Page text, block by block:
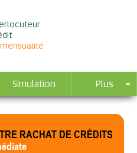
Simulation Plus
RACHAT DE CRÉDITS